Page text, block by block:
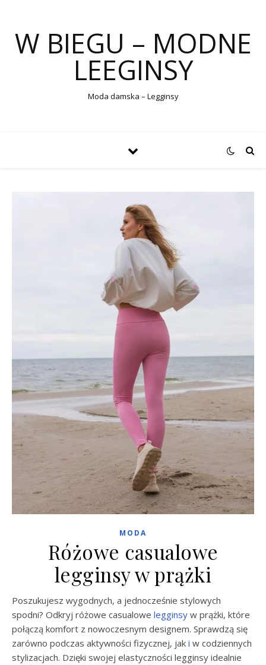
W BIEGU – MODNE
LEEGINSY
Moda damska – Legginsy
MODA
Różowe casualowe
legginsy w prążki
Poszukujesz wygodnych, a jednocześnie stylowych
spodni? Odkryj różowe casualowe legginsy w prążki, które
połączą komfort z nowoczesnym designem. Sprawdzą się
zarówno podczas aktywności fizycznej, jak i w codziennych
stylizacjach. Dzięki swojej elastyczności legginsy idealnie